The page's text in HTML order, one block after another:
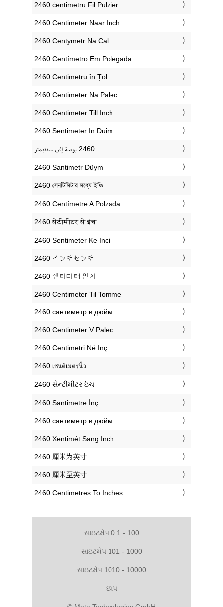
‎2460 ċentimetru Fil Pulzier
‎2460 Centimeter Naar Inch
‎2460 Centymetr Na Cal
‎2460 Centímetro Em Polegada
‎2460 Centimetru în Țol
‎2460 Centimeter Na Palec
‎2460 Centimeter Till Inch
‎2460 Sentimeter In Duim
‎2460 Santimetr Düym
‎2460 সেনটিমিটার মধ্যে ইঞ্চি
‎2460 Centímetre A Polzada
‎2460 सेंटीमीटर से इंच
‎2460 Sentimeter Ke Inci
‎2460 インチセンチ
‎2460 센티미터 인치
‎2460 Centimeter Til Tomme
‎2460 сантиметр в дюйм
‎2460 Centimeter V Palec
‎2460 Centimetri Në Inç
‎2460 เซนติเมตรนิ้ว
‎2460 સેન્ટીમીટર ઇંચ
‎2460 Santimetre İnç
‎2460 сантиметр в дюйм
‎2460 Xentimét Sang Inch
‎2460 厘米为英寸
‎2460 厘米至英寸
‎2460 Centimetres To Inches
સાઇટમેપ 0.1 - 100
સાઇટમેપ 101 - 1000
સાઇટમેપ 1010 - 10000
છાપ